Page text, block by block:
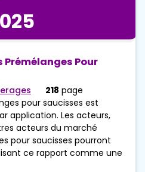
Prémélanges Pour
218 page
pour saucisses est
application. Les acteurs,
acteurs du marché
pour saucisses pourront
ce rapport comme une